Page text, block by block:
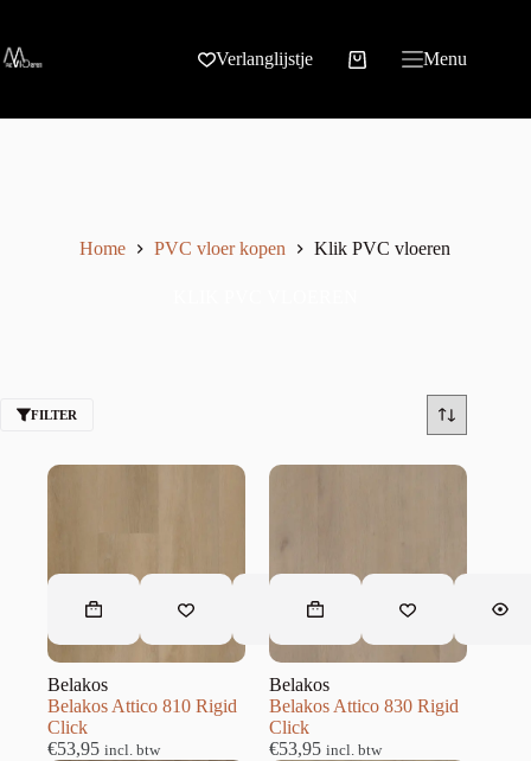
Verlanglijstje Menu
Home PVC vloer kopen Klik PVC vloeren
FILTER
Belakos
Belakos Attico 810 Rigid
Click
€53,95 incl. btw
Belakos
Belakos Attico 830 Rigid
Click
€53,95 incl. btw